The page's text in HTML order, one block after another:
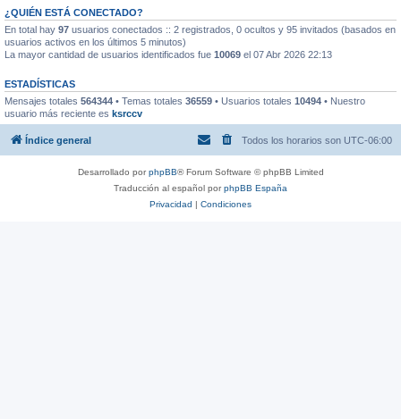
¿QUIÉN ESTÁ CONECTADO?
En total hay 97 usuarios conectados :: 2 registrados, 0 ocultos y 95 invitados (basados en
usuarios activos en los últimos 5 minutos)
La mayor cantidad de usuarios identificados fue 10069 el 07 Abr 2026 22:13
ESTADÍSTICAS
Mensajes totales 564344 • Temas totales 36559 • Usuarios totales 10494 • Nuestro
usuario más reciente es ksrccv
Índice general Todos los horarios son UTC-06:00
Desarrollado porphpBB® Forum Software © phpBB Limited
Traducción al español porphpBB España
Privacidad | Condiciones